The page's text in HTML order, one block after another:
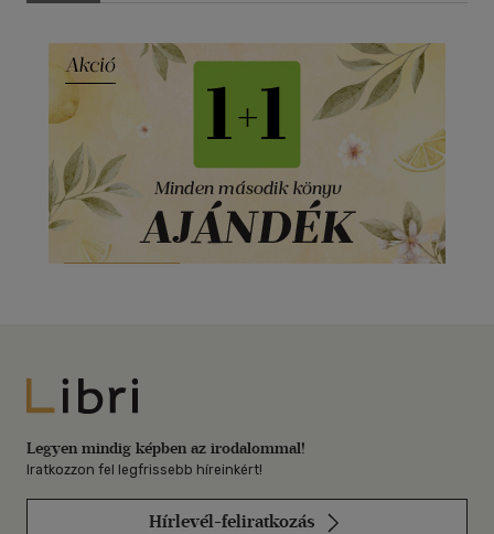
Libri
Legyen mindig képben az irodalommal!
Iratkozzon fel legfrissebb híreinkért!
Hírlevél-feliratkozás